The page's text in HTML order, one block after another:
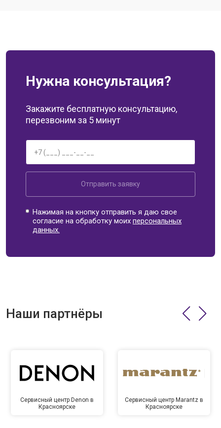
Нужна консультация?
Закажите бесплатную консультацию,
перезвоним за 5 минут
Отправить заявку
Нажимая на кнопку отправить я даю свое
согласие на обработку моихперсональных
данных.
Наши партнёры
Сервисный центр Denon в
Красноярске
Сервисный центр Marantz в
Красноярске